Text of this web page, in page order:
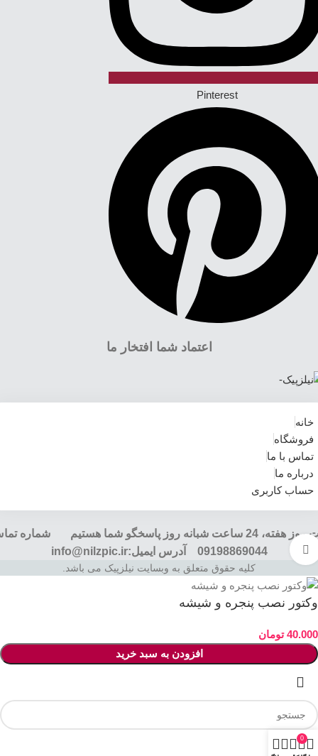
برای بزرگنمایی کلیک کنید
Pinterest
اعتماد شما افتخار ما
خانه
فروشگاه
تماس با ما
درباره ما
حساب کاربری
هفت روز هفته، 24 ساعت شبانه روز پاسخگو شما هستیم شماره
09198869044 آدرس ایمیل:info@nilzpic.ir
کلیه حقوق متعلق به وبسایت نیلزپیک می باشد.
وکتور نصب پنجره و شیشه
40.000 تومان
افزودن به سبد خرید
0